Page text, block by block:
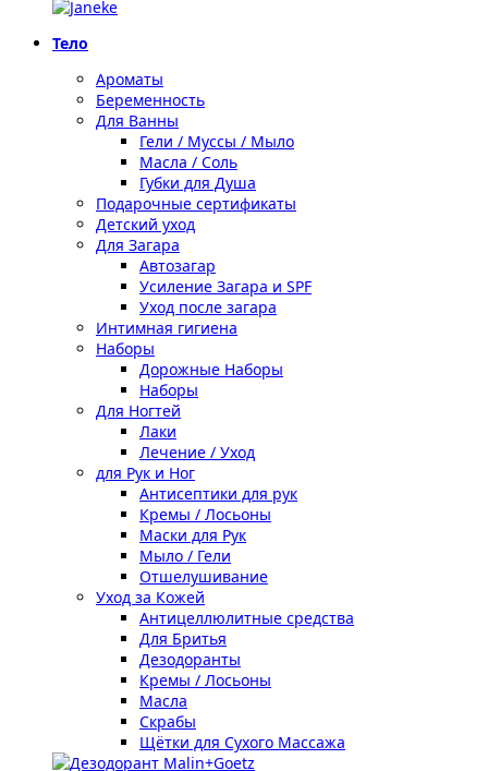
Тело
Ароматы
Беременность
Для Ванны
Гели / Муссы / Мыло
Масла / Соль
Губки для Душа
Подарочные сертификаты
Детский уход
Для Загара
Автозагар
Усиление Загара и SPF
Уход после загара
Интимная гигиена
Наборы
Дорожные Наборы
Наборы
Для Ногтей
Лаки
Лечение / Уход
для Рук и Ног
Антисептики для рук
Кремы / Лосьоны
Маски для Рук
Мыло / Гели
Отшелушивание
Уход за Кожей
Антицеллюлитные средства
Для Бритья
Дезодоранты
Кремы / Лосьоны
Масла
Скрабы
Щётки для Сухого Массажа